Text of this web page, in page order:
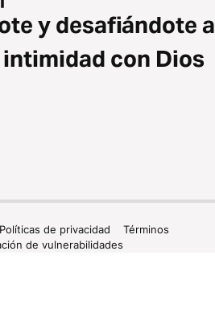
y desafiándote a
con Dios
Políticas de privacidad
Términos
de vulnerabilidades